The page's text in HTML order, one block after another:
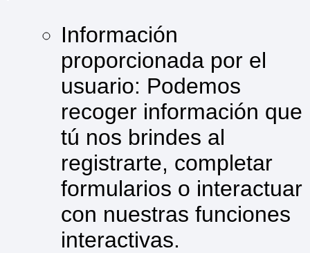
Información
proporcionada por el
usuario: Podemos
recoger información que
tú nos brindes al
registrarte, completar
formularios o interactuar
con nuestras funciones
interactivas.